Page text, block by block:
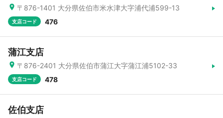
〒876-1401 大分県佐伯市米水津大字浦代浦599-13
支店コード 476
蒲江支店
〒876-2401 大分県佐伯市蒲江大字蒲江浦5102-33
支店コード 478
佐伯支店